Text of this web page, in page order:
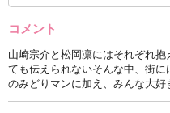
コメント
山崎宗介と松岡凛にはそれぞれ
ても伝えられないそんな中、街
のみどりマンに加え、みんな大好